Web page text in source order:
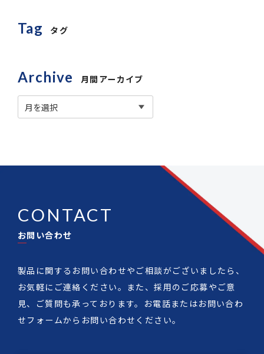
Tag タグ
Archive 月間アーカイブ
CONTACT
お問い合わせ
製品に関するお問い合わせやご相談がございましたら、
お気軽にご連絡ください。また、採用のご応募やご意
見、ご質問も承っております。お電話またはお問い合わ
せフォームからお問い合わせください。